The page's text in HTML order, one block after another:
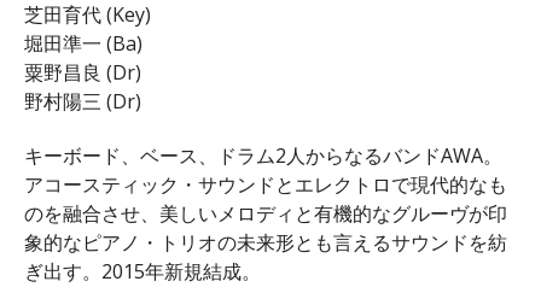
芝田育代 (Key)
堀田準一 (Ba)
粟野昌良 (Dr)
野村陽三 (Dr)
キーボード、ベース、ドラム2人からなるバンドAWA。
アコースティック・サウンドとエレクトロで現代的なも
のを融合させ、美しいメロディと有機的なグルーヴが印
象的なピアノ・トリオの未来形とも言えるサウンドを紡
ぎ出す。2015年新規結成。